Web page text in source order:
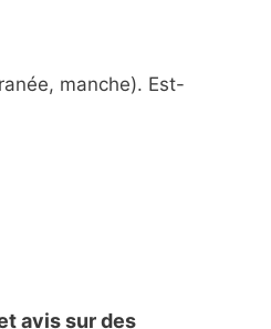
manche). Est-
avis sur des